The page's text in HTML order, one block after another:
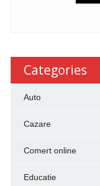
Categories
Auto
Cazare
Comert online
Educatie